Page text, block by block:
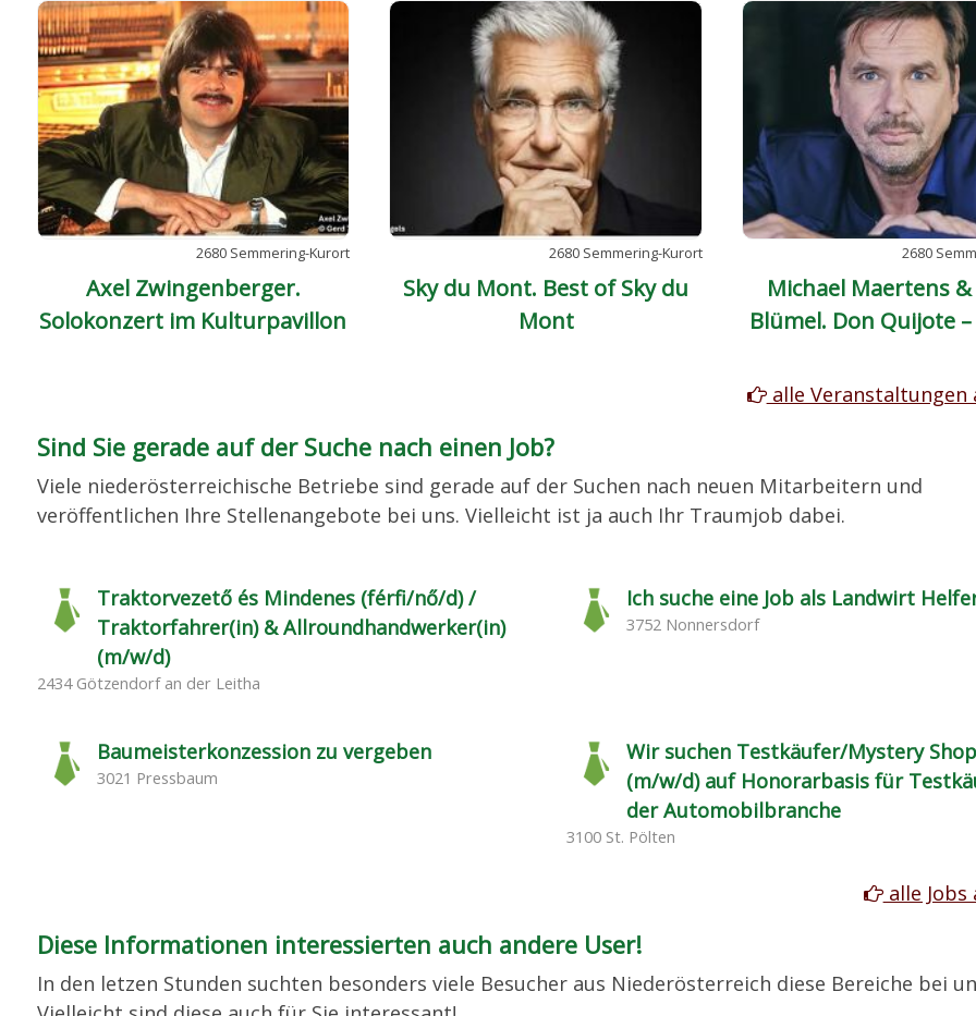
2680 Semmering-Kurort
Axel Zwingenberger.
Solokonzert im Kulturpavillon
2680 Semmering-Kurort
Sky du Mont. Best of Sky du
Mont
2680
Michael Maertens &
Blümel. Don Quijote
alle Veranstaltungen
Sind Sie gerade auf der Suche nach einen Job?
Viele niederösterreichische Betriebe sind gerade auf der Suchen nach neuen Mitarbeitern und
veröffentlichen Ihre Stellenangebote bei uns. Vielleicht ist ja auch Ihr Traumjob dabei.
Traktorvezető és Mindenes (férfi/nő/d) /
Traktorfahrer(in) & Allroundhandwerker(in)
(m/w/d)
2434 Götzendorf an der Leitha
Ich suche eine Job als Landwirt
3752 Nonnersdorf
Baumeisterkonzession zu vergeben
3021 Pressbaum
Wir suchen Testkäufer/Mystery
(m/w/d) auf Honorarbasis für
der Automobilbranche
3100 St. Pölten
alle Jobs
Diese Informationen interessierten auch andere User!
In den letzen Stunden suchten besonders viele Besucher aus Niederösterreich diese Bereiche bei